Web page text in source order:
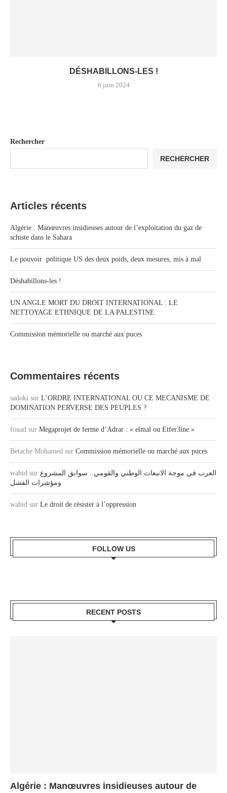
DÉSHABILLONS-LES !
6 juin 2024
Rechercher
RECHERCHER
Articles récents
Algérie : Manœuvres insidieuses autour de l’exploitation du gaz de
schiste dans le Sahara
Le pouvoir politique US des deux poids, deux mesures, mis à mal
Déshabillons-les !
UN ANGLE MORT DU DROIT INTERNATIONAL : LE
NETTOYAGE ETHNIQUE DE LA PALESTINE
Commission mémorielle ou marché aux puces
Commentaires récents
sadoki sur L’ORDRE INTERNATIONAL OU CE MECANISME DE
DOMINATION PERVERSE DES PEUPLES ?
fouad sur Megaprojet de ferme d’Adrar : « elmal ou Etfer3ine »
Betache Mohamed sur Commission mémorielle ou marché aux puces
wahid sur العرب في موجة الانبعاث الوطني والقومي.. سوابق المشروع
ومؤشرات الفشل
wahid sur Le droit de résister à l’oppression
FOLLOW US
RECENT POSTS
Algérie : Manœuvres insidieuses autour de